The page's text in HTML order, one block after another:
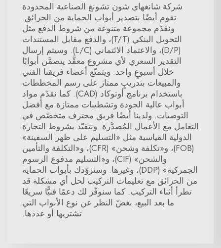
شركة شانغهاي شون تشونغ الصناعية المحدودة
تقوم أيضًا بتصدير أبواب الحماية من الحرائق.
ونقدّم مجموعة متنوعة من شروط الدفع مثل
التحويل البنكي (T/T)، والدفع مقابل المستندات
(D/P)، والاعتماد الائتماني (L/C). وسيتم إرسال
التقدير السعري لأي مشروع معقَّد يتضمَّن أبوابًا
خلال أسبوعٍ واحد. ويتمتّع أعضاء فريقنا الفني
والمبيعات بتدريبٍ ممتاز على رسم المخططات
باستخدام برنامج أوتوكاد (CAD). كما نقدّم مواد
أبواب عالية الجودة وتشطيبات ممتازة مع أفضل
التوصيات. ولدينا أيضًا فريق محترف متخصّص في
التعامل مع الأعمال المُصدَّرة. ونتقيّد بشروط التجارة
الدولية القياسية مثل «التسليم على ظهر السفينة»
(FOB)، و«تكلفة وشحن» (CFR)، و«التكلفة والتأمين
والشحن» (CIF)، و«التسليم مدفوع الرسوم
الجمركية» (DDP)، وغيرها. وسنزوّدك بأبواب الحماية
من الحرائق مع تعليمات التركيب لحل أي مشكلة قد
تطرأ أثناء التركيب. كما سنوفّر لك دعمًا فنيًّا سريعًا
ما بعد البيع، بغضّ النظر عن نوع الأبواب التي
تشتريها أو عددها.